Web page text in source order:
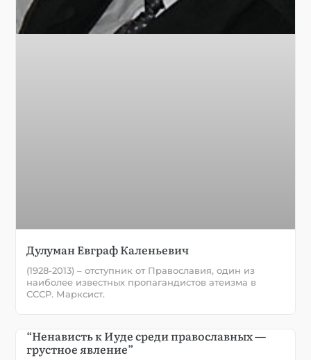
Дулуман Евграф Каленьевич
(1928-2013) – отступник от Православия, один из
наиболее известных пропагандистов атеизма в
СССР. Марксист.
“Ненависть к Иуде среди православных —
грустное явление”